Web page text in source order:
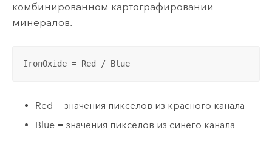
комбинированном картографировании
минералов.
IronOxide = Red / Blue
Red = значения пикселов из красного канала
Blue = значения пикселов из синего канала